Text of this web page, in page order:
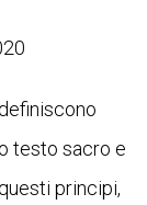
testo sacro e
principi,